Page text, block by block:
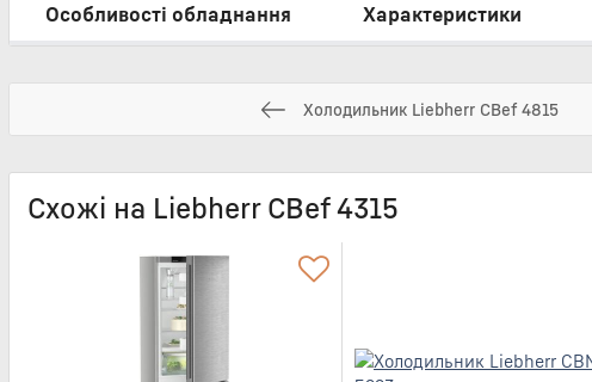
Особливості обладнання Характеристики
Холодильник Liebherr CBef 4815
Схожі на Liebherr CBef 4315